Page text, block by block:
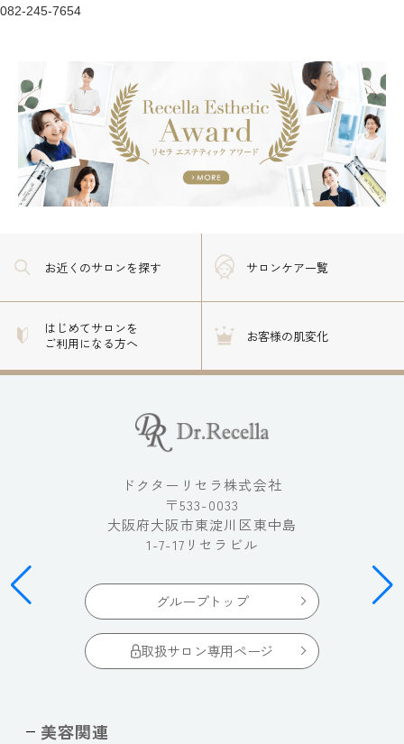
082-245-7654
お近くのサロンを探す サロンケア一覧
はじめてサロンを
ご利用になる方へ
お客様の肌変化
ドクターリセラ株式会社
〒533-0033
大阪府大阪市東淀川区東中島
1-7-17リセラビル
グループトップ
取扱サロン専用ページ
美容関連